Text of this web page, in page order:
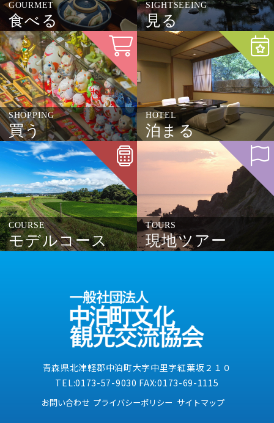
GOURMET
食べる
SIGHTSEEING
見る
SHOPPING
買う
HOTEL
泊まる
COURSE
モデルコース
TOURS
現地ツアー
青森県北津軽郡中泊町大字中里字紅葉坂２１０
TEL:0173-57-9030 FAX:0173-69-1115
お問い合わせ プライバシーポリシー サイトマップ